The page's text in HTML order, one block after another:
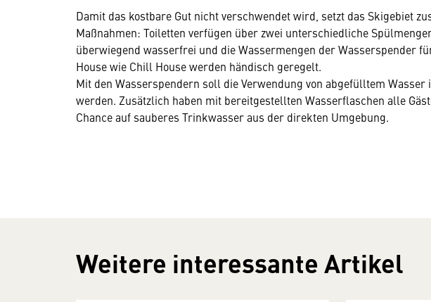
Damit das kostbare Gut nicht verschwendet wird, setzt das Skigebiet
Maßnahmen: Toiletten verfügen über zwei unterschiedliche
überwiegend wasserfrei und die Wassermengen der Wasserspender
House wie Chill House werden händisch geregelt.
Mit den Wasserspendern soll die Verwendung von abgefülltem
werden. Zusätzlich haben mit bereitgestellten Wasserflaschen alle
Chance auf sauberes Trinkwasser aus der direkten Umgebung.
Weitere interessante Artikel